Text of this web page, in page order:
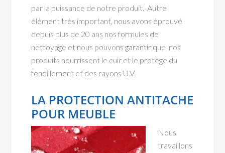
par la puissance de notre produit. Autre
élément très important, nous avons éprouvé
depuis plus de 20 ans nos formules de
nettoyage et nous pouvons garantir que nos
produits nourrissent le cuir et le protège du
fendillement et des rayons U.V.
LA PROTECTION ANTITACHE
POUR MEUBLE
Nous
travaillons